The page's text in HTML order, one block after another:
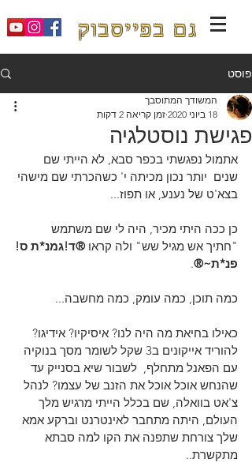
גם בפייסבוק
פוסט
פגישת נוסטלגיה
המשודך המתוסבך
18 ביוני 2020
זמן קריאה 2 דקות
אתמול נפגשתי בכפר סבא, לא הייתי שם
שנים  יותר נכון מכיתה י' כשהכרתי שם מישהי
בצא'ט של נענע, או תפוז...
כן ככה היתי מכיר, היה לי שם משתמש
"חתיך אש מגיל שש" ולה קראו ®ד!גמנ*ת ס!
פנ*ת~®.
כמה תוכן, כמה עומק, כמה מחשבה...
כאילו בחיאת מה היה לנו? איסיקיו? אידיגו?
להוריד אייקונים ב3 שקל לשומר מסך בנוקיה
עם הפאנל מתחלף,  לשבור שיא בסנייק עד
שהנחש אוכל אוכל את הזנב של עצמו? לנהל
צ'אט בוואלה, שם בכלל הייתי מרגיש מלך
העולם, היתה מתחבר לאינטרנט וברקע אמא
שלך צורחת שתפנה את הקו למה סבתא
מתקשרת..